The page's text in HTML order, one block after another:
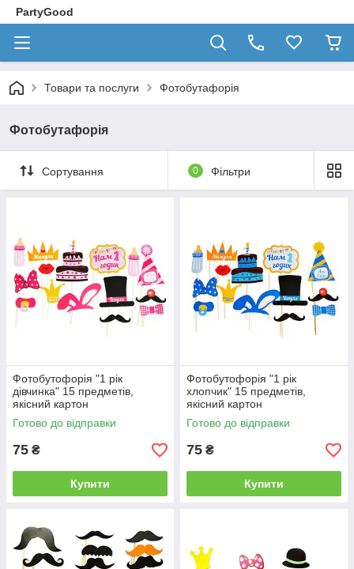
PartyGood
Товари та послуги Фотобутафорія
Фотобутафорія
Сортування 0 Фільтри
Фотобутофорія "1 рік
дівчинка" 15 предметів,
якісний картон
Готово до відправки
75 ₴
Купити
Фотобутофорія "1 рік
хлопчик" 15 предметів,
якісний картон
Готово до відправки
75 ₴
Купити